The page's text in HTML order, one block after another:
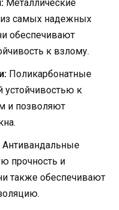
Металлические
самых надежных
обеспечивают
к взлому.
Поликарбонатные
устойчивостью к
и позволяют
Антивандальные
прочность и
также обеспечивают